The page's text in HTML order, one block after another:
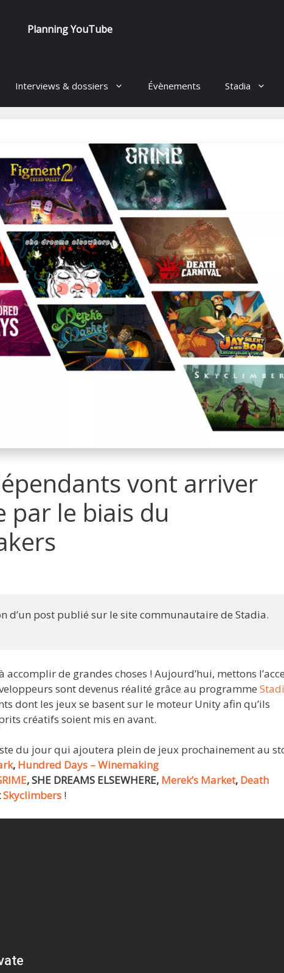
Planning YouTube
Interviews & dossiers Évènements Stadia
vont arriver
par le biais du
d’un post publié sur le site communautaire de Stadia.
de grandes choses ! Aujourd’hui, mettons
sont devenus réalité grâce au programme
dont les jeux se basent sur le moteur Unity afin qu’ils
créatifs soient mis en avant.
du jour qui ajoutera plein de jeux prochainement au
, Hundred Days – Winemaking
, SHE DREAMS ELSEWHERE, Merek’s Market, Death
Skyclimbers !